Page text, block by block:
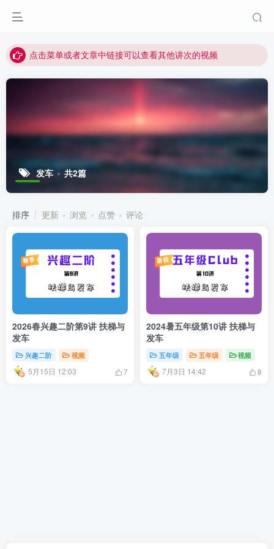
点击菜单或者文章中链接可以查看其他讲次的视频
最近网站被攻击导致速度非常慢，目前已恢复正常
视频无法观看的微信发消息给邱老师重置即可
发车 共2篇
排序 更新 浏览 点赞 评论
2026春兴趣二阶第9讲 扶梯与
发车
兴趣二阶 视频
5月15日 12:03 7
2024暑五年级第10讲 扶梯与
发车
五年级 五年级 视频
7月3日 14:42 8